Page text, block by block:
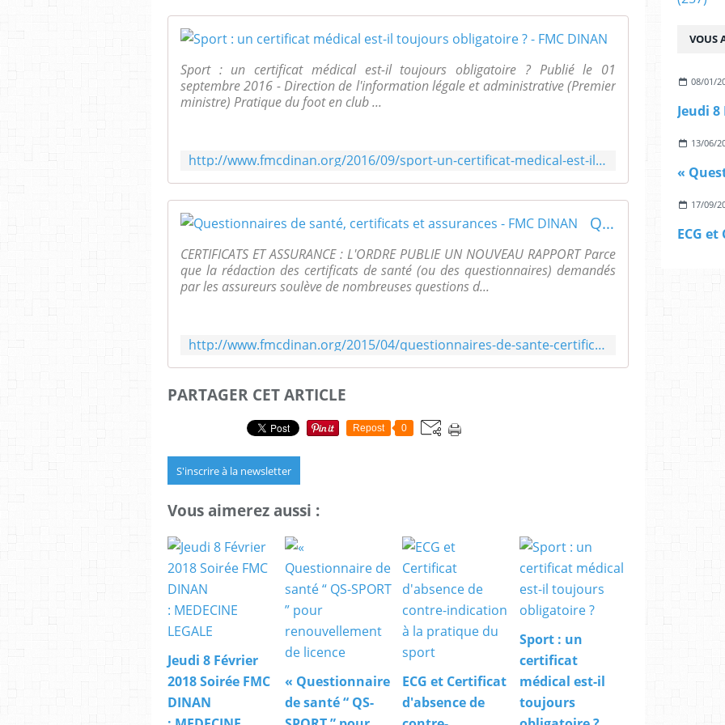
Sport : un
Sport : un certificat médical est-il toujours obligatoire ? Publié le 01
septembre 2016 - Direction de l'information légale et administrative (Premier
ministre) Pratique du foot en club ...
http://www.fmcdinan.org/2016/09/sport-un-certificat-medical-est-il-toujours-obligatoire.html
Questionnaires de santé, certificats et assurances - FMC DINAN
CERTIFICATS ET ASSURANCE : L'ORDRE PUBLIE UN NOUVEAU RAPPORT Parce
que la rédaction des certificats de santé (ou des questionnaires) demandés
par les assureurs soulève de nombreuses questions d...
http://www.fmcdinan.org/2015/04/questionnaires-de-sante-certificats-et-assurances.html
PARTAGER CET ARTICLE
Repost 0
S'inscrire à la newsletter
Vous aimerez aussi :
Jeudi 8 Février
2018 Soirée FMC
DINAN
« Questionnaire
de santé “ QS-
ECG et Certificat
d'absence de
Sport : un
certificat
médical est-il
toujours
VOUS
08/01/
13/06/
17/09/